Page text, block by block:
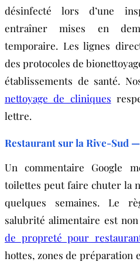
désinfecté lors d’une
entraîner mises en
temporaire. Les lignes
des protocoles de
établissements de santé.
nettoyage de cliniques
lettre.
Restaurant sur la Rive-Sud
Un commentaire Google
toilettes peut faire chuter la
quelques semaines. Le
salubrité alimentaire est
de propreté pour
hottes, zones de préparation